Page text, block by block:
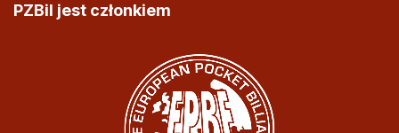
PZBil jest członkiem